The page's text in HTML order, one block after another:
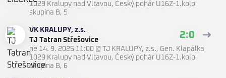
1029 Kralupy nad Vltavou, Český pohár U16Z-1.kolo
skupina B, 5
VK KRALUPY, z.s.
TJ Tatran Střešovice
2:0
ne 14. 9. 2025 11:00 @
TJ KRALUPY, z.s., Gen. Klapálka
1029 Kralupy nad Vltavou, Český pohár U16Z-1.kolo
skupina B, 6